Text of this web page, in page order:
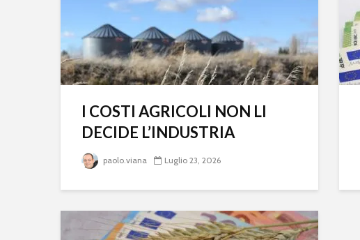
I COSTI AGRICOLI NON LI
DECIDE L’INDUSTRIA
paolo.viana Luglio 23, 2026